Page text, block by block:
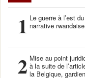
1 Le guerre à l’est
narrative rwandaise
2 Mise au point
à la suite de
la Belgique,